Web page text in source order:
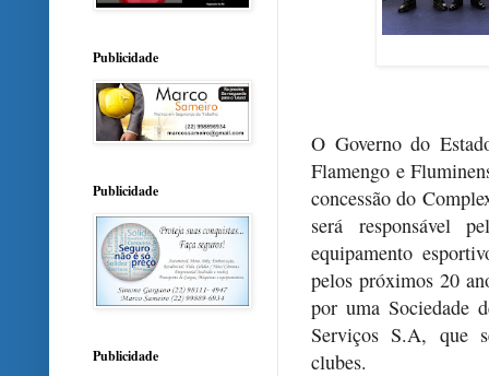
O Governo do
Flamengo e
concessão do
será responsável
equipamento
pelos próximos 20
por uma Sociedade
Serviços S.A, que
clubes.
Publicidade
Publicidade
Publicidade